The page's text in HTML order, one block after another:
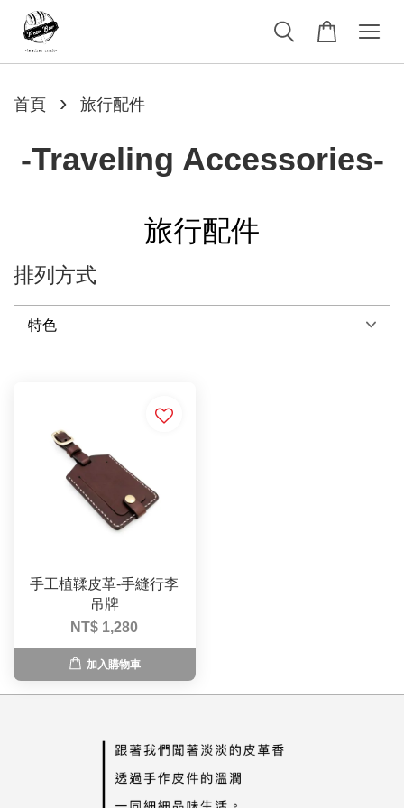
首頁 › 旅行配件
-Traveling Accessories-
旅行配件
排列方式
手工植鞣皮革-手縫行李
吊牌
NT$ 1,280
加入購物車